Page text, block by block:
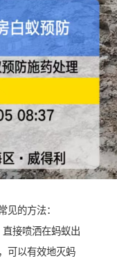
见的方法：
接喷洒在蚂蚁出
可以有效地灭蚂